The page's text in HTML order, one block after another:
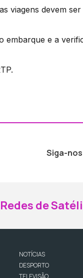
viagens devem
embarque e a
Siga-
Redes de
NOTÍCIAS
DESPORTO
TELEVISÃO